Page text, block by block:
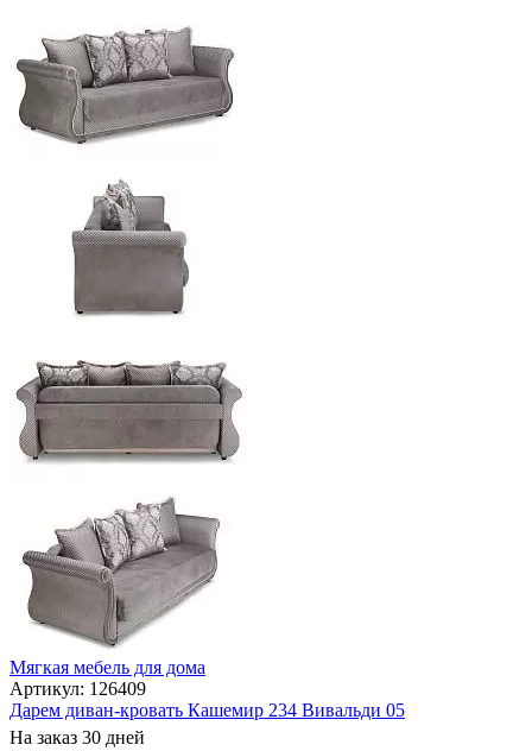
Мягкая мебель для дома
Артикул: 126409
Дарем диван-кровать Кашемир 234 Вивальди 05
На заказ 30 дней